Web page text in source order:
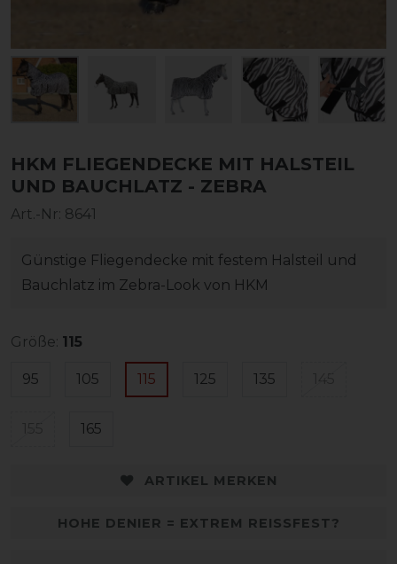
HKM FLIEGENDECKE MIT HALSTEIL
UND BAUCHLATZ - ZEBRA
Art.-Nr: 8641
Günstige Fliegendecke mit festem Halsteil und
Bauchlatz im Zebra-Look von HKM
Größe: 115
95 105 115 125 135
165
ARTIKEL MERKEN
HOHE DENIER = EXTREM REISSFEST?